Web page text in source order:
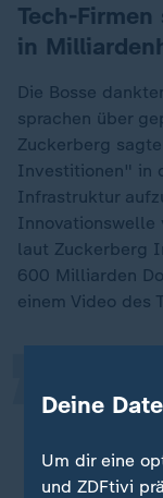
Tech-
in
Die Bosse
sprachen über
Zuckerberg
Investitionen" in
Infrastruktur
Innovationswelle
laut Zuckerberg
600 Milliarden
einem Video des
Danke,
und
sind. Das
„
Deine
Um dir eine
und ZDFtivi